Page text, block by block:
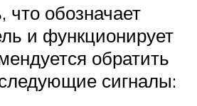
что обозначает
и функционирует
обратить
сигналы: